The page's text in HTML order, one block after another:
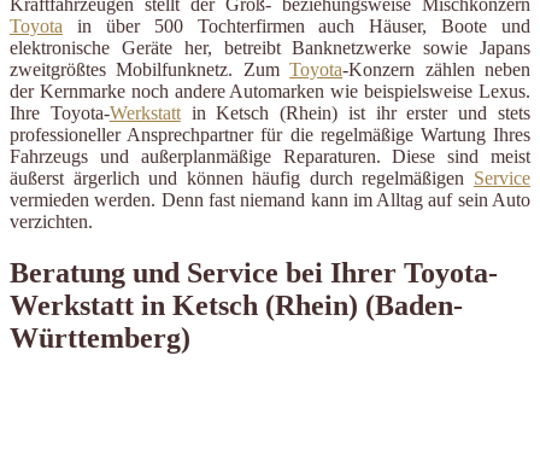
Toyota in über 500 Tochterfirmen auch Häuser, Boote und
elektronische Geräte her, betreibt Banknetzwerke sowie Japans
zweitgrößtes Mobilfunknetz. ZumToyota-Konzern zählen neben
der Kernmarke noch andere Automarken wie beispielsweise Lexus.
Ihre Toyota-Werkstattin Ketsch (Rhein) ist ihr erster und stets
professioneller Ansprechpartner für die regelmäßige Wartung Ihres
Fahrzeugs und außerplanmäßige Reparaturen. Diese sind meist
äußerst ärgerlich und können häufig durch regelmäßigen Service
vermieden werden. Denn fast niemand kann im Alltag auf sein Auto
verzichten.
Beratung und Service bei Ihrer Toyota-
Werkstatt in Ketsch (Rhein) (Baden-
Württemberg)